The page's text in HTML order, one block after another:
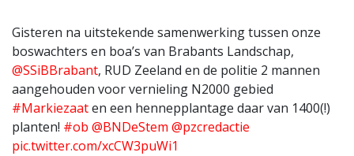
Gisteren na uitstekende samenwerking tussen onze
boswachters en boa’s van Brabants Landschap,
@SSiBBrabant, RUD Zeeland en de politie 2 mannen
aangehouden voor vernieling N2000 gebied
#Markiezaaten een hennepplantage daar van 1400(!)
planten! #ob @BNDeStem @pzcredactie
pic.twitter.com/xcCW3puWi1